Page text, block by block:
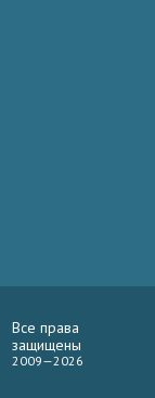
Все права
защищены
2009—2026